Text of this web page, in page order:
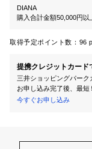
DIANA
購入合計金額50,000円以
取得予定ポイント数： 96
提携クレジットカード
三井ショッピングパーク
お申し込み完了後、最短
今すぐお申し込み